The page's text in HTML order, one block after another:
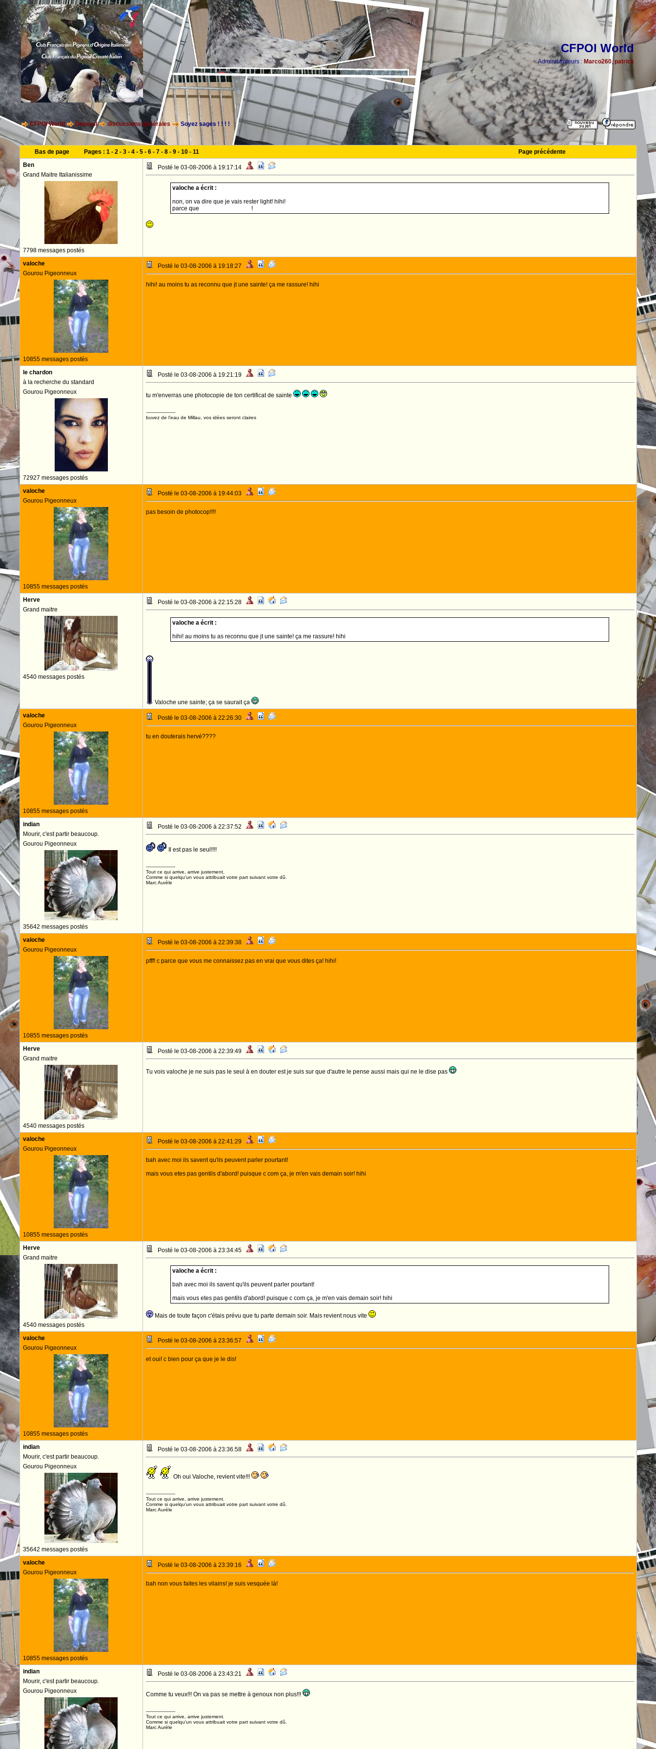
CFPOI World
Administrateurs : Marco260, patrick
CFPOI World General discussions générales Soyez sages ! ! ! !
Bas de page Pages : 1- 2- 3- 4- 5- 6- 7- 8- 9- 10- 11
Page précédente
Ben
Grand Maitre Italianissime
7798 messages postés
Posté le 03-08-2006 à 19:17:14
valoche a écrit :
non, on va dire que je vais rester light! hihi!
parce que
!
valoche
Gourou Pigeonneux
10855 messages postés
Posté le 03-08-2006 à 19:18:27
hihi! au moins tu as reconnu que jt une sainte! ça me rassure! hihi
le chardon
à la recherche du standard
Gourou Pigeonneux
72927 messages postés
Posté le 03-08-2006 à 19:21:19
tu m'enverras une photocopie de ton certificat de sainte
--------------------
buvez de l'eau de Millau, vos idées seront claires
valoche
Gourou Pigeonneux
10855 messages postés
Posté le 03-08-2006 à 19:44:03
pas besoin de photocop!!!!
Herve
Grand maitre
4540 messages postés
Posté le 03-08-2006 à 22:15:28
valoche a écrit :
hihi! au moins tu as reconnu que jt une sainte! ça me rassure! hihi
Valoche une sainte; ça se saurait ça
valoche
Gourou Pigeonneux
10855 messages postés
Posté le 03-08-2006 à 22:26:30
tu en douterais hervé????
indian
Mourir, c'est partir beaucoup.
Gourou Pigeonneux
35642 messages postés
Posté le 03-08-2006 à 22:37:52
Il est pas le seul!!!!
--------------------
Tout ce qui arrive, arrive justement.
Comme si quelqu'un vous attribuait votre part suivant votre dû.
Marc Aurèle
valoche
Gourou Pigeonneux
10855 messages postés
Posté le 03-08-2006 à 22:39:38
pfff! c parce que vous me connaissez pas en vrai que vous dites ça! hihi!
Herve
Grand maitre
4540 messages postés
Posté le 03-08-2006 à 22:39:49
Tu vois valoche je ne suis pas le seul à en douter est je suis sur que d'autre le pense aussi mais qui ne le dise pas
valoche
Gourou Pigeonneux
10855 messages postés
Posté le 03-08-2006 à 22:41:29
bah avec moi ils savent qu'ils peuvent parler pourtant!
mais vous etes pas gentils d'abord! puisque c com ça, je m'en vais demain soir! hihi
Herve
Grand maitre
4540 messages postés
Posté le 03-08-2006 à 23:34:45
valoche a écrit :
bah avec moi ils savent qu'ils peuvent parler pourtant!
mais vous etes pas gentils d'abord! puisque c com ça, je m'en vais demain soir! hihi
Mais de toute façon c'étais prévu que tu parte demain soir. Mais revient nous vite
valoche
Gourou Pigeonneux
10855 messages postés
Posté le 03-08-2006 à 23:36:57
et oui! c bien pour ça que je le dis!
indian
Mourir, c'est partir beaucoup.
Gourou Pigeonneux
35642 messages postés
Posté le 03-08-2006 à 23:36:58
Oh oui Valoche, revient vite!!!
--------------------
Tout ce qui arrive, arrive justement.
Comme si quelqu'un vous attribuait votre part suivant votre dû.
Marc Aurèle
valoche
Gourou Pigeonneux
10855 messages postés
Posté le 03-08-2006 à 23:39:16
bah non vous faites les vilains! je suis vesquée là!
indian
Mourir, c'est partir beaucoup.
Gourou Pigeonneux
Posté le 03-08-2006 à 23:43:21
Comme tu veux!!! On va pas se mettre à genoux non plus!!!
--------------------
Tout ce qui arrive, arrive justement.
Comme si quelqu'un vous attribuait votre part suivant votre dû.
Marc Aurèle